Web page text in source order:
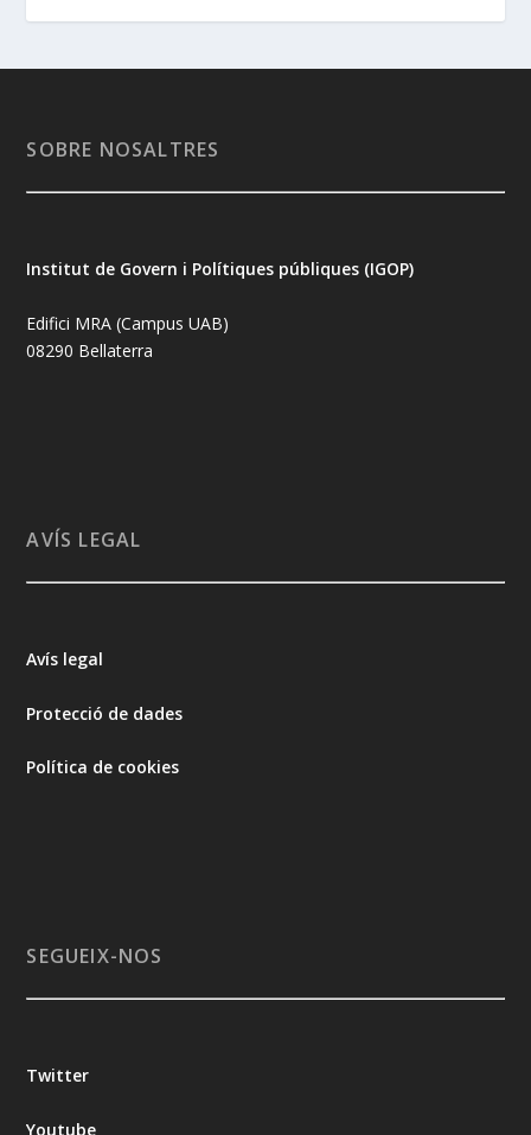
SOBRE NOSALTRES
Institut de Govern i Polítiques públiques (IGOP)
Edifici MRA (Campus UAB)
08290 Bellaterra
AVÍS LEGAL
Avís legal
Protecció de dades
Política de cookies
SEGUEIX-NOS
Twitter
Youtube